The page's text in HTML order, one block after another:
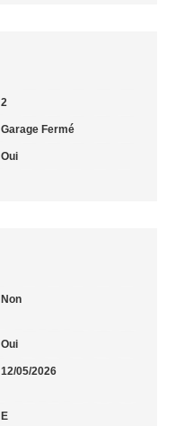
2
Garage Fermé
Oui
Non
Oui
12/05/2026
E